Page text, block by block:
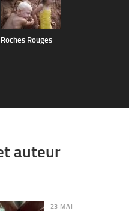
Roches Rouges
auteur
23 MAI